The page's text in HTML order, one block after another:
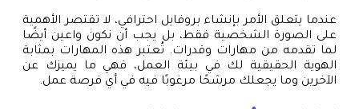
عندما يتعلق الأمر بإنشاء بروفايل احترافي، لا تقتصر الأهمية
على الصورة الشخصية فقط، بل يجب أن نكون واعين أيضًا
لما تقدمه من مهارات وقدرات. تُعتبر هذه المهارات بمثابة
الهوية الحقيقية لك في بيئة العمل، فهي ما يميزك عن
الآخرين وما يجعلك مرشحًا مرغوبًا فيه في أي فرصة عمل.